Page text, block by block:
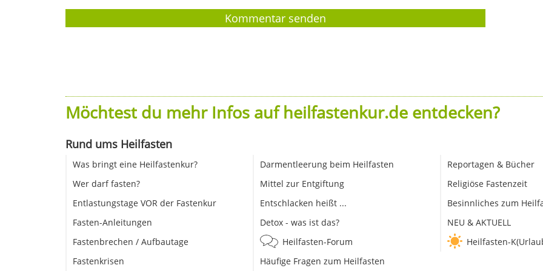
Möchtest du mehr Infos auf heilfastenkur.de entdecken?
Rund ums Heilfasten
Was bringt eine Heilfastenkur?
Wer darf fasten?
Entlastungstage VOR der Fastenkur
Fasten-Anleitungen
Fastenbrechen / Aufbautage
Fastenkrisen
Darmentleerung beim Heilfasten
Mittel zur Entgiftung
Entschlacken heißt ...
Detox - was ist das?
Heilfasten-Forum
Häufige Fragen zum Heilfasten
Reportagen & Bücher
Religiöse Fastenzeit
Besinnliches zum
NEU & AKTUELL
Heilfasten-